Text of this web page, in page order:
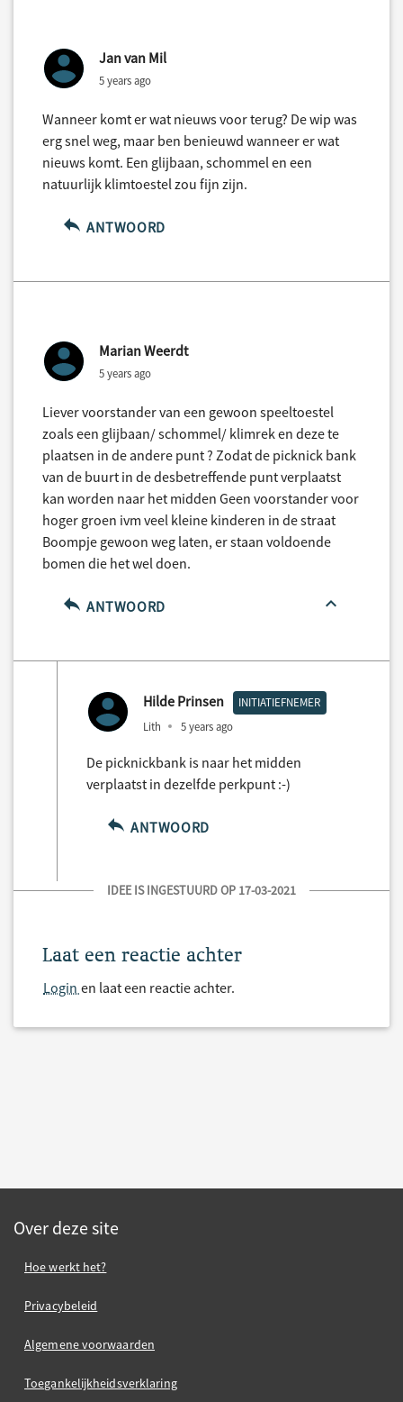
Jan van Mil
5 years ago
Wanneer komt er wat nieuws voor terug? De wip was
erg snel weg, maar ben benieuwd wanneer er wat
nieuws komt. Een glijbaan, schommel en een
natuurlijk klimtoestel zou fijn zijn.
ANTWOORD
Marian Weerdt
5 years ago
Liever voorstander van een gewoon speeltoestel
zoals een glijbaan/ schommel/ klimrek en deze te
plaatsen in de andere punt ? Zodat de picknick bank
van de buurt in de desbetreffende punt verplaatst
kan worden naar het midden Geen voorstander voor
hoger groen ivm veel kleine kinderen in de straat
Boompje gewoon weg laten, er staan voldoende
bomen die het wel doen.
ANTWOORD
Hilde Prinsen INITIATIEFNEMER
Lith 5 years ago
De picknickbank is naar het midden
verplaatst in dezelfde perkpunt :-)
ANTWOORD
IDEE IS INGESTUURD OP 17-03-2021
Laat een reactie achter
Login en laat een reactie achter.
Over deze site
Hoe werkt het?
Privacybeleid
Algemene voorwaarden
Toegankelijkheidsverklaring